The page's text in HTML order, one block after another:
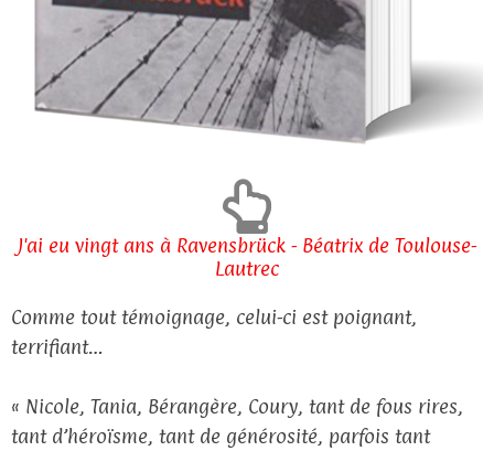
J'ai eu vingt ans à Ravensbrück - Béatrix de Toulouse-
Lautrec
Comme tout témoignage, celui-ci est poignant,
terrifiant…
« Nicole, Tania, Bérangère, Coury, tant de fous rires,
tant d’héroïsme, tant de générosité, parfois tant